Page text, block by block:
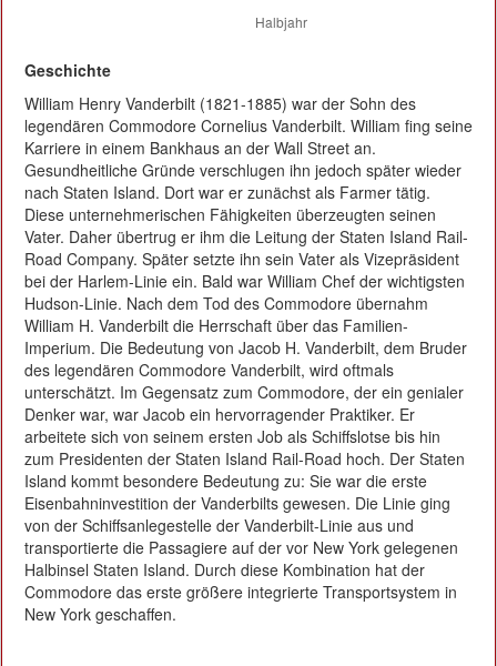
Geschichte
William Henry Vanderbilt (1821-1885) war der Sohn des
legendären Commodore Cornelius Vanderbilt. William fing seine
Karriere in einem Bankhaus an der Wall Street an.
Gesundheitliche Gründe verschlugen ihn jedoch später wieder
nach Staten Island. Dort war er zunächst als Farmer tätig.
Diese unternehmerischen Fähigkeiten überzeugten seinen
Vater. Daher übertrug er ihm die Leitung der Staten Island Rail-
Road Company. Später setzte ihn sein Vater als Vizepräsident
bei der Harlem-Linie ein. Bald war William Chef der wichtigsten
Hudson-Linie. Nach dem Tod des Commodore übernahm
William H. Vanderbilt die Herrschaft über das Familien-
Imperium. Die Bedeutung von Jacob H. Vanderbilt, dem Bruder
des legendären Commodore Vanderbilt, wird oftmals
unterschätzt. Im Gegensatz zum Commodore, der ein genialer
Denker war, war Jacob ein hervorragender Praktiker. Er
arbeitete sich von seinem ersten Job als Schiffslotse bis hin
zum Presidenten der Staten Island Rail-Road hoch. Der Staten
Island kommt besondere Bedeutung zu: Sie war die erste
Eisenbahninvestition der Vanderbilts gewesen. Die Linie ging
von der Schiffsanlegestelle der Vanderbilt-Linie aus und
transportierte die Passagiere auf der vor New York gelegenen
Halbinsel Staten Island. Durch diese Kombination hat der
Commodore das erste größere integrierte Transportsystem in
New York geschaffen.